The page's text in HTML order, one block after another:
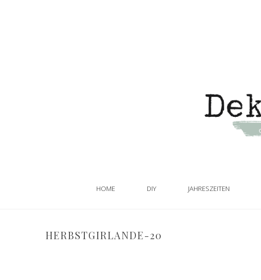
HOME DIY JAHRESZEITEN
HERBSTGIRLANDE-20